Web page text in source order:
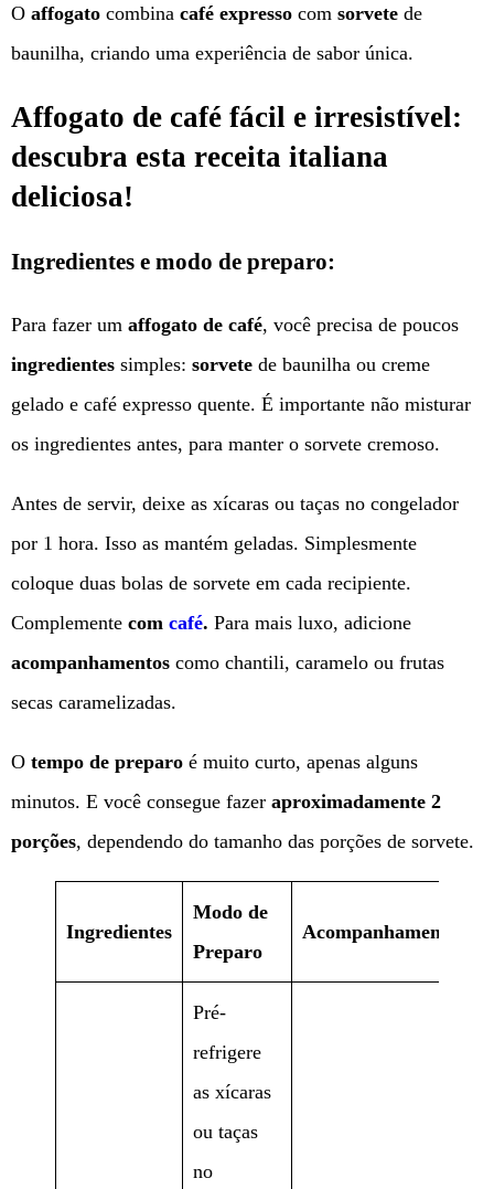
O affogato combina café expresso com sorvete de
baunilha, criando uma experiência de sabor única.
Affogato de café fácil e irresistível:
descubra esta receita italiana
deliciosa!
Ingredientes e modo de preparo:
Para fazer um affogato de café, você precisa de poucos
ingredientes simples: sorvete de baunilha ou creme
gelado e café expresso quente. É importante não misturar
os ingredientes antes, para manter o sorvete cremoso.
Antes de servir, deixe as xícaras ou taças no congelador
por 1 hora. Isso as mantém geladas. Simplesmente
coloque duas bolas de sorvete em cada recipiente.
Complemente com café. Para mais luxo, adicione
acompanhamentos como chantili, caramelo ou frutas
secas caramelizadas.
O tempo de preparo é muito curto, apenas alguns
minutos. E você consegue fazer aproximadamente 2
porções, dependendo do tamanho das porções de sorvete.
Ingredientes
Modo de
Preparo
Acompanhamentos
Pré-
refrigere
as xícaras
ou taças
no